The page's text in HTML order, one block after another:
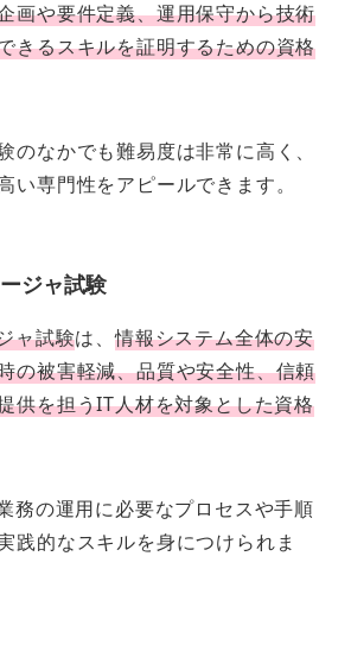
画や要件定義、運用保守から技術
きるスキルを証明するための資格
のなかでも難易度は非常に高く、
い専門性をアピールできます。
ジャ試験
ャ試験は、情報システム全体の安
の被害軽減、品質や安全性、信頼
供を担うIT人材を対象とした資格
務の運用に必要なプロセスや手順
践的なスキルを身につけられま